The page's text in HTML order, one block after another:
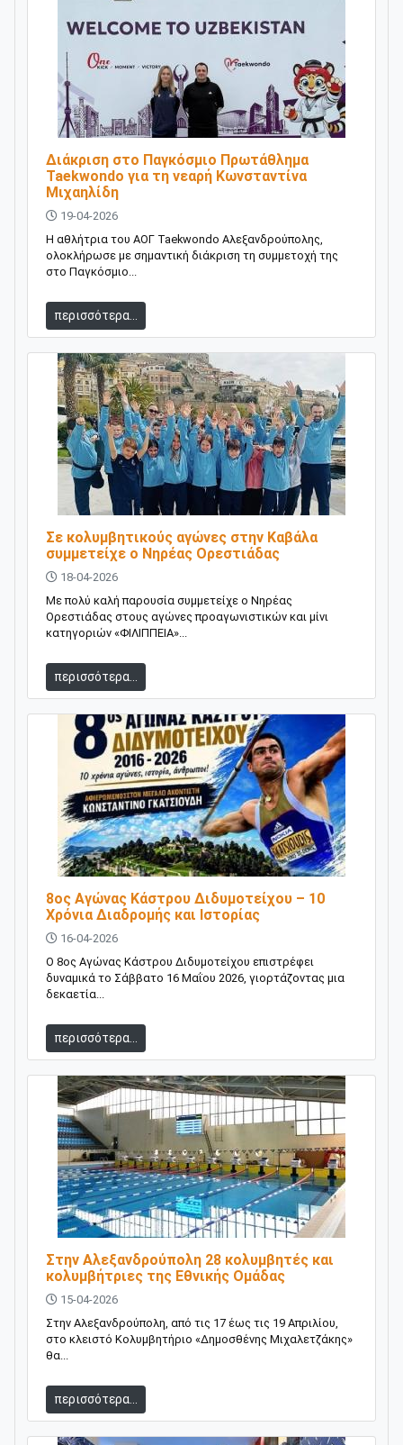
Διάκριση στο Παγκόσμιο Πρωτάθλημα
Taekwondo για τη νεαρή Κωνσταντίνα
Μιχαηλίδη
19-04-2026
Η αθλήτρια του ΑΟΓ Taekwondo Αλεξανδρούπολης,
ολοκλήρωσε με σημαντική διάκριση τη συμμετοχή της
στο Παγκόσμιο...
περισσότερα...
Σε κολυμβητικούς αγώνες στην Καβάλα
συμμετείχε ο Νηρέας Ορεστιάδας
18-04-2026
Με πολύ καλή παρουσία συμμετείχε ο Νηρέας
Ορεστιάδας στους αγώνες προαγωνιστικών και μίνι
κατηγοριών «ΦΙΛΙΠΠΕΙΑ»...
περισσότερα...
8ος Αγώνας Κάστρου Διδυμοτείχου – 10
Χρόνια Διαδρομής και Ιστορίας
16-04-2026
Ο 8ος Αγώνας Κάστρου Διδυμοτείχου επιστρέφει
δυναμικά το Σάββατο 16 Μαΐου 2026, γιορτάζοντας μια
δεκαετία...
περισσότερα...
Στην Αλεξανδρούπολη 28 κολυμβητές και
κολυμβήτριες της Εθνικής Ομάδας
15-04-2026
Στην Αλεξανδρούπολη, από τις 17 έως τις 19 Απριλίου,
στο κλειστό Κολυμβητήριο «Δημοσθένης Μιχαλετζάκης»
θα...
περισσότερα...